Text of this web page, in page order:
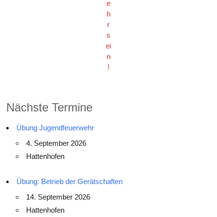
e
h
r
s
ei
n
!
Nächste Termine
Übung Jugendfeuerwehr
4. September 2026
Hattenhofen
Übung: Betrieb der Gerätschaften
14. September 2026
Hattenhofen